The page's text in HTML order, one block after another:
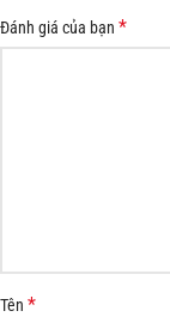
Đánh giá của bạn *
Tên *